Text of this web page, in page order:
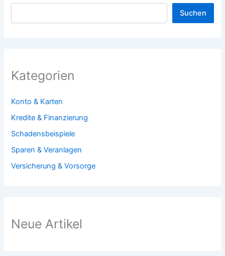
Suchen
Kategorien
Konto & Karten
Kredite & Finanzierung
Schadensbeispiele
Sparen & Veranlagen
Versicherung & Vorsorge
Neue Artikel